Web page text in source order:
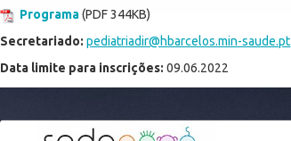
Programa (PDF 344KB)
Secretariado:pediatriadir@hbarcelos.min-saude.pt
Data limite para inscrições:09.06.2022